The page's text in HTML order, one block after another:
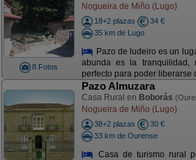
8 Fotos
Nogueira de Miño (Lugo)
18+2 plazas
34 €
35 km de Lugo
Pazo de ludeiro es un
abunda es la tranquilidad,
perfecto para poder liberarse
Pazo Almuzara
Casa Rural en Boborás
Nogueira de Miño (Lugo)
38+2 plazas
30 €
33 km de Ourense
Casa de turismo rural